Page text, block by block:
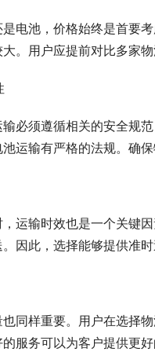
电池，价格始终是首要
。用户应提前对比多家
必须遵循相关的安全规
运输有严格的法规。确
运输时效也是一个关键
因此，选择能够提供准
同样重要。用户在选择
服务可以为客户提供更